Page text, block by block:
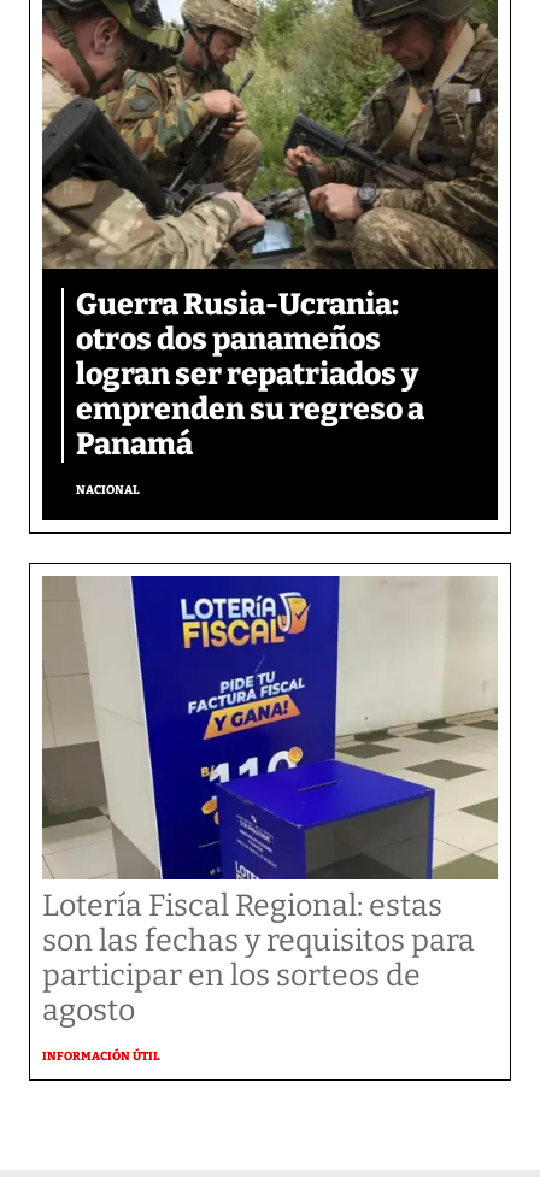
Guerra Rusia-Ucrania:
otros dos panameños
logran ser repatriados y
emprenden su regreso a
Panamá
NACIONAL
Lotería Fiscal Regional: estas
son las fechas y requisitos para
participar en los sorteos de
agosto
INFORMACIÓN ÚTIL